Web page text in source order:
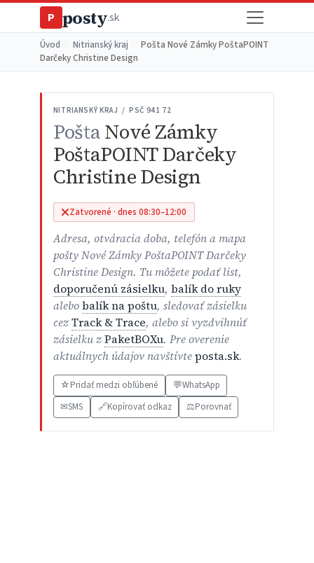
P posty.sk
Úvod Nitrianský kraj
Pošta Nové Zámky PoštaPOINT
Darčeky Christine Design
NITRIANSKÝ KRAJ / PSČ 941 72
PoštaNové Zámky
PoštaPOINT Darčeky
Christine Design
Zatvorené · dnes 08:30–12:00
Adresa, otváracia doba, telefón a mapa
pošty Nové Zámky PoštaPOINT Darčeky
Christine Design. Tu môžete podať list,
doporučenú zásielku, balík do ruky
alebobalík na poštu, sledovať zásielku
cezTrack & Trace, alebo si vyzdvihnúť
zásielku zPaketBOXu. Pre overenie
aktuálnych údajov navštívteposta.sk.
☆Pridať medzi obľúbené 💬WhatsApp
✉SMS 🔗Kopírovať odkaz ⚖️Porovnať